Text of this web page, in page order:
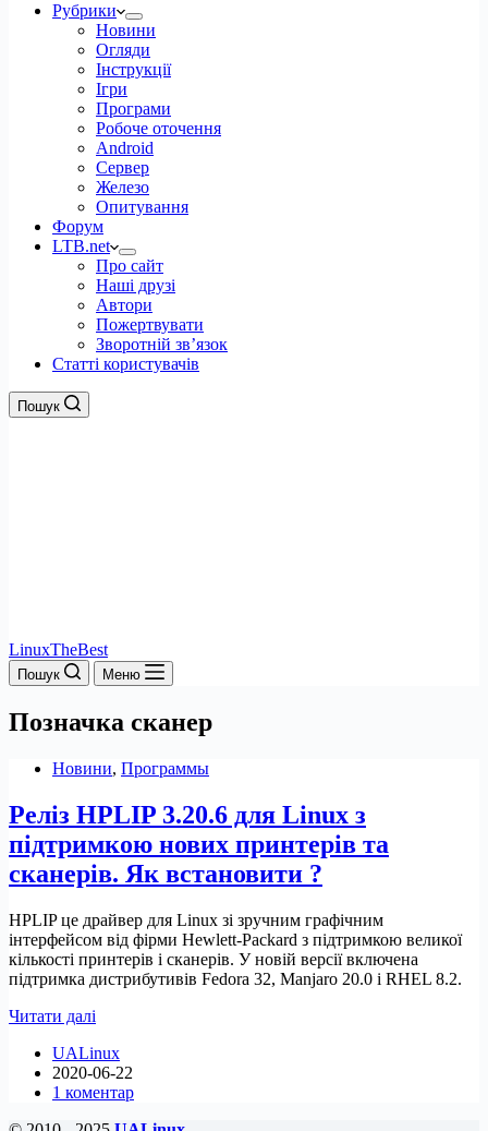
Рубрики
Новини
Огляди
Інструкції
Ігри
Програми
Робоче оточення
Android
Сервер
Железо
Опитування
Форум
LTB.net
Про сайт
Наші друзі
Автори
Пожертвувати
Зворотній зв’язок
Статті користувачів
Пошук
LinuxTheBest
Пошук Меню
Позначка сканер
Новини, Программы
Реліз HPLIP 3.20.6 для Linux з
підтримкою нових принтерів та
сканерів. Як встановити ?
HPLIP це драйвер для Linux зі зручним графічним
інтерфейсом від фірми Hewlett-Packard з підтримкою великої
кількості принтерів і сканерів. У новій версії включена
підтримка дистрибутивів Fedora 32, Manjaro 20.0 і RHEL 8.2.
Читати далі
3.20.6
для
Linux
UALinux
2020-06-22
1 коментар